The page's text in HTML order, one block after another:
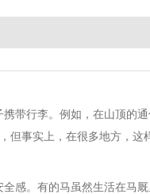
带行李。例如，在山顶的
事实上，在很多地方，这
养的骡子不是普通的小骡
感。有的马虽然生活在马